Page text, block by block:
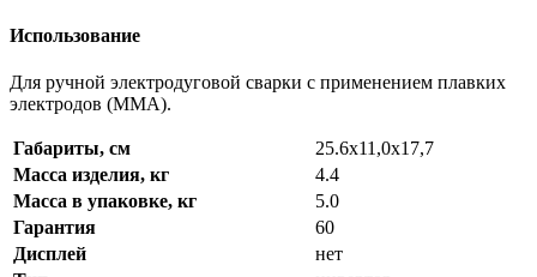
Использование
Для ручной электродуговой сварки с применением плавких
электродов (ММА).
Габариты, см
25.6х11,0х17,7
Масса изделия, кг
4.4
Масса в упаковке, кг
5.0
Гарантия
60
Дисплей
нет